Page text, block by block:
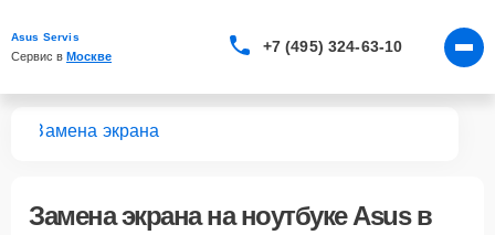
Asus Servis
Сервис в Москве
+7 (495) 324-63-10
Замена экрана
Замена экранана ноутбуке Asus в